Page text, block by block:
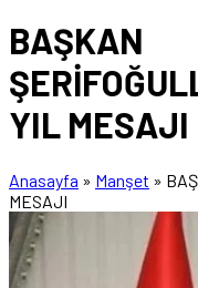
BAŞKAN
YIL MESAJI
Anasayfa » Manşet »
MESAJI